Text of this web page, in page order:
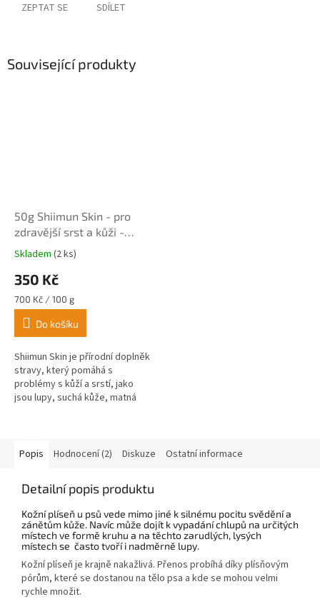
ZEPTAT SE SDÍLET
Související produkty
50g Shiimun Skin - pro
zdravější srst a kůži -
prášek
Průměrné
produktu
je
5,0
5
hvězdiček.
Skladem (2 ks)
350 Kč
Měrná
cena:
700 Kč / 100 g
Do košíku
Shiimun Skin je přírodní doplněk
stravy, který pomáhá s
problémy s kůží a srstí, jako
jsou lupy, suchá kůže, matná
Popis Hodnocení (2) Diskuze Ostatní informace
Detailní popis produktu
Kožní plíseň u psů vede mimo jiné k silnému pocitu svědění a
zánětům kůže. Navíc může dojít k vypadání chlupů na určitých
místech ve formě kruhu a na těchto zarudlých, lysých
místech se často tvoří i nadměrně lupy.
Kožní plíseň je krajně nakažlivá. Přenos probíhá díky plísňovým
pórům, které se dostanou na tělo psa a kde se mohou velmi
rychle množit.